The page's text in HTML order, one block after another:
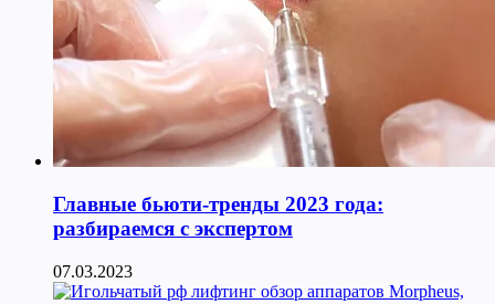
Главные бьюти-тренды 2023 года:
разбираемся с экспертом
07.03.2023